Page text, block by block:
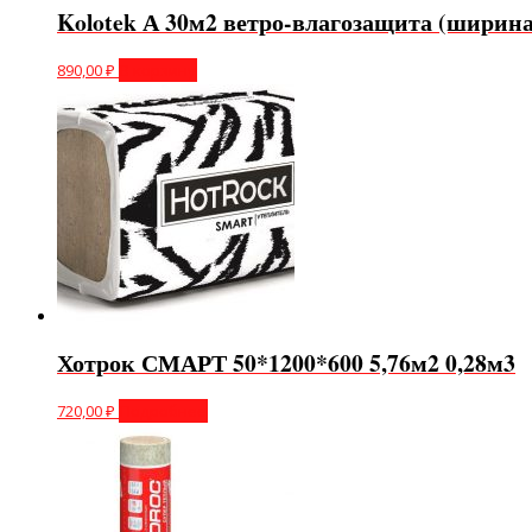
Kolotek А 30м2 ветро-влагозащита
890,00₽
Хотрок СМАРТ 50*1200*600 5,76м2 0,28м3
720,00₽